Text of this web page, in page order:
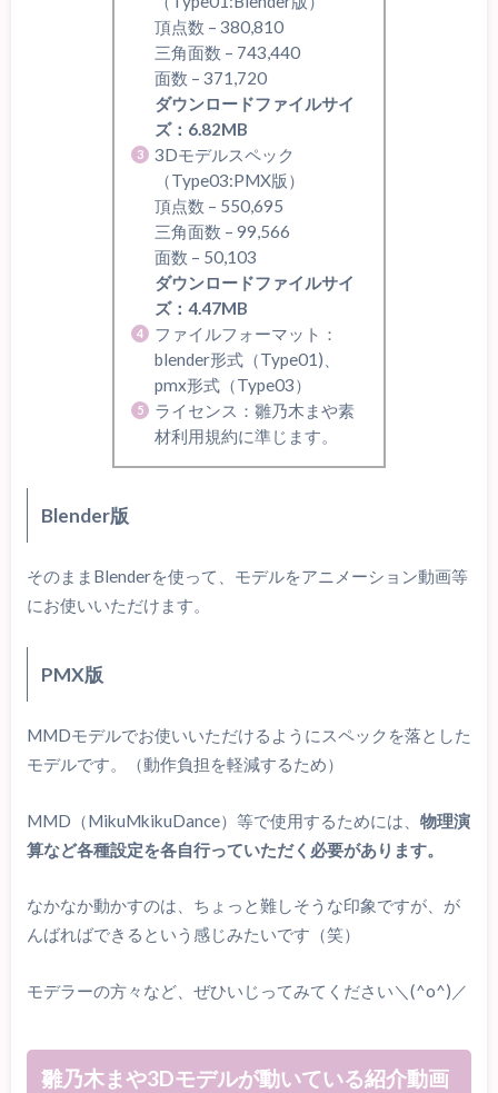
頂点数 – 380,810
三角面数 – 743,440
面数 – 371,720
ダウンロードファイルサイ
ズ：6.82MB
3Dモデルスペック
（Type03:PMX版）
頂点数 – 550,695
三角面数 – 99,566
面数 – 50,103
ダウンロードファイルサイ
ズ：4.47MB
ファイルフォーマット：
blender形式（Type01)、
pmx形式（Type03）
ライセンス：雛乃木まや素
材利用規約に準じます。
Blender版
そのままBlenderを使って、モデルをアニメーション動画等
にお使いいただけます。
PMX版
MMDモデルでお使いいただけるようにスペックを落とした
モデルです。（動作負担を軽減するため）
MMD（MikuMkikuDance）等で使用するためには、 物理演
算など各種設定を各自行っていただく必要があります。
なかなか動かすのは、ちょっと難しそうな印象ですが、が
んばればできるという感じみたいです（笑）
モデラーの方々など、ぜひいじってみてください＼(^o^)／
雛乃木まや3Dモデルが動いている紹介動画